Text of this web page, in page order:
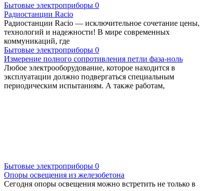
Бытовые электроприборы 0
Радиостанции Racio
Радиостанции Racio — исключительное сочетание цены,
технологий и надежности! В мире современных
коммуникаций, где
Бытовые электроприборы 0
Измерение полного сопротивления петли фаза-ноль
Любое электрооборудование, которое находится в
эксплуатации должно подвергаться специальным
периодическим испытаниям. А также работам,
Бытовые электроприборы 0
Опоры освещения из железобетона
Сегодня опоры освещения можно встретить не только в